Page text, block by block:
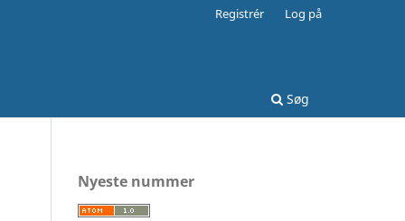
Søg
Registrér Log på
Nyeste nummer